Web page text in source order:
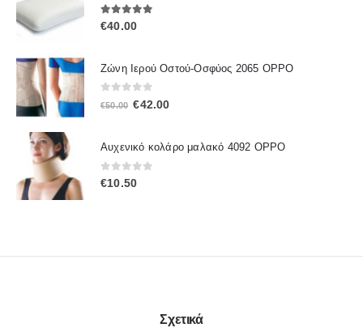
5.00out of 5
€40.00
Ζώνη Ιερού Οστού-Οσφύος 2065 OPPO
out of 5
€50.00 Original
€50.00.
€42.00Η
είναι:
Αυχενικό κολάρο μαλακό 4092 OPPO
0out of 5
€10.50
Σχετικά